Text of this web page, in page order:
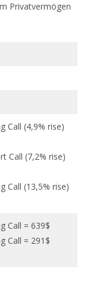
Privatvermögen
Call (4,9% rise)
Call (7,2% rise)
Call (13,5% rise)
Call = 639$
Call = 291$